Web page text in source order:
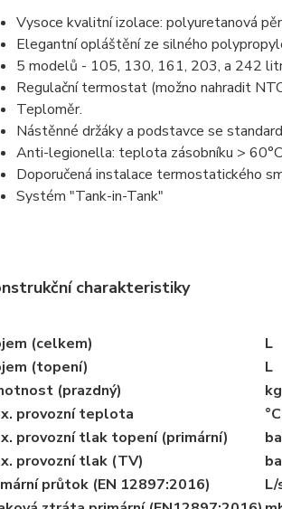
Vysoce kvalitní izolace: polyuretanová
Elegantní opláštění ze silného
5 modelů - 105, 130, 161, 203, a 242
Regulační termostat (možno nahradit
Teploměr.
Nástěnné držáky a podstavce se
Anti-legionella: teplota zásobníku >
Doporučená instalace termostatického
Systém "Tank-in-Tank"
charakteristiky
(celkem)
L
(topení)
L
(prazdný)
kg
provozní teplota
°C
provozní tlak topení (primární)
provozní tlak (TV)
průtok (EN 12897:2016)
L/